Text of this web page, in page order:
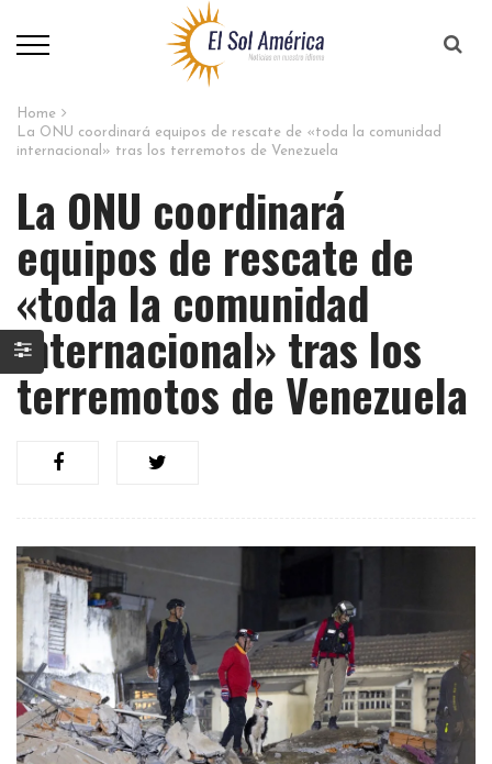
Home
La ONU coordinará equipos de rescate de «toda la comunidad
internacional» tras los terremotos de Venezuela
La ONU coordinará
equipos de rescate de
«toda la comunidad
internacional» tras los
terremotos de Venezuela